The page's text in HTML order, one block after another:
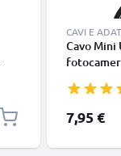
CAVI E
Cavo Mini
LC1,
marca
7,95 €